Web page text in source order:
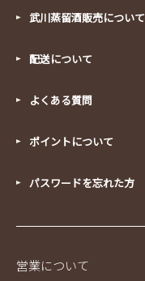
武川蒸留酒販売について
配送について
よくある質問
ポイントについて
パスワードを忘れた方
営業について